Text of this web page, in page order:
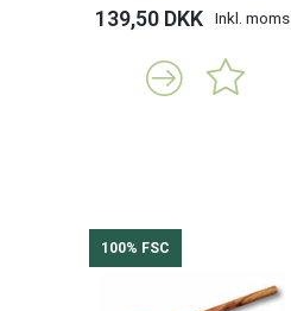
139,50 DKK Inkl. moms
100% FSC